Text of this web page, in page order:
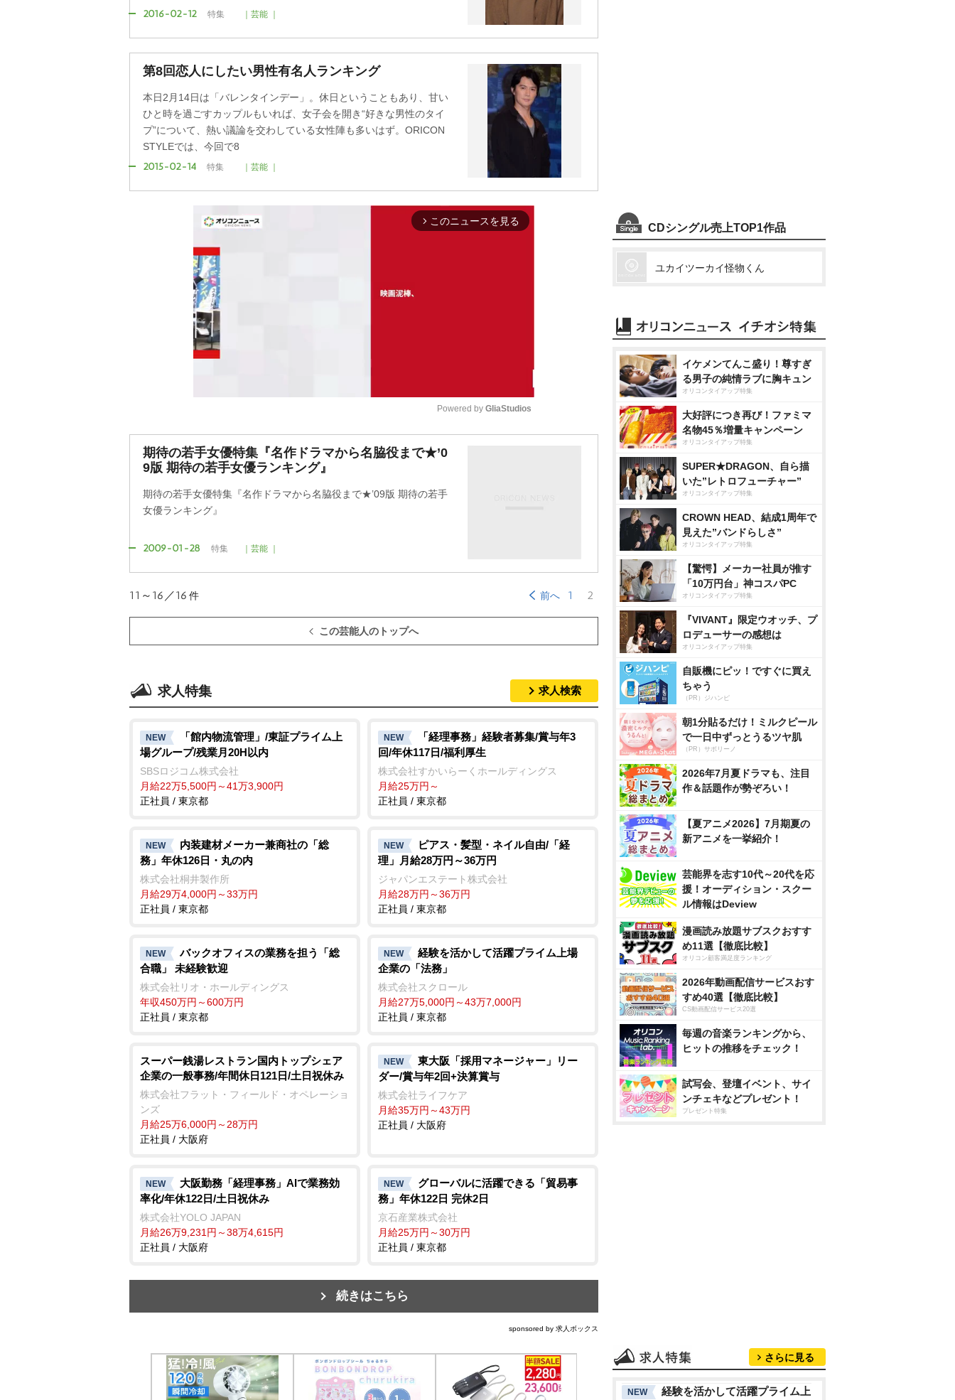
2016-02-12 特集 ｜芸能 ｜
第8回恋人にしたい男性有名人ランキング
本日2月14日は「バレンタインデー」。休日ということもあり、甘い
ひと時を過ごすカップルもいれば、女子会を開き“好きな男性のタイ
プ”について、熱い議論を交わしている女性陣も多いはず。ORICON
STYLEでは、今回で8
2015-02-14 特集 ｜芸能 ｜
arrow_forward_ios このニュースを見る
Powered by GliaStudios
期待の若手女優特集『名作ドラマから名脇役まで★’0
9版 期待の若手女優ランキング』
期待の若手女優特集『名作ドラマから名脇役まで★’09版 期待の若手
女優ランキング』
2009-01-28 特集 ｜芸能 ｜
11～16／16 件 前へ 1 2
この芸能人のトップへ
求人特集 求人検索
NEW
「館内物流管理」/東証プライム上
場グループ/残業月20H以内
SBSロジコム株式会社
月給22万5,500円～41万3,900円
正社員 / 東京都
NEW
「経理事務」経験者募集/賞与年3
回/年休117日/福利厚生
株式会社すかいらーくホールディングス
月給25万円～
正社員 / 東京都
NEW
内装建材メーカー兼商社の「総
務」年休126日・丸の内
株式会社桐井製作所
月給29万4,000円～33万円
正社員 / 東京都
NEW
ピアス・髪型・ネイル自由/「経
理」月給28万円～36万円
ジャパンエステート株式会社
月給28万円～36万円
正社員 / 東京都
NEW
バックオフィスの業務を担う「総
合職」 未経験歓迎
株式会社リオ・ホールディングス
年収450万円～600万円
正社員 / 東京都
NEW
経験を活かして活躍プライム上場
企業の「法務」
株式会社スクロール
月給27万5,000円～43万7,000円
正社員 / 東京都
スーパー銭湯レストラン国内トップシェア
企業の一般事務/年間休日121日/土日祝休み
株式会社フラット・フィールド・オペレーショ
ンズ
月給25万6,000円～28万円
正社員 / 大阪府
NEW
東大阪「採用マネージャー」リー
ダー/賞与年2回+決算賞与
株式会社ライフケア
月給35万円～43万円
正社員 / 大阪府
NEW
大阪勤務「経理事務」AIで業務効
率化/年休122日/土日祝休み
株式会社YOLO JAPAN
月給26万9,231円～38万4,615円
正社員 / 大阪府
NEW
グローバルに活躍できる「貿易事
務」年休122日 完休2日
京石産業株式会社
月給25万円～30万円
正社員 / 東京都
続きはこちら
sponsored by 求人ボックス
CDシングル売上TOP1作品
ユカイツーカイ怪物くん
イケメンてんこ盛り！尊すぎ
る男子の純情ラブに胸キュン
オリコンタイアップ特集
大好評につき再び！ファミマ
名物45％増量キャンペーン
オリコンタイアップ特集
SUPER★DRAGON、自ら描
いた”レトロフューチャー”
オリコンタイアップ特集
CROWN HEAD、結成1周年で
見えた”バンドらしさ”
オリコンタイアップ特集
【驚愕】メーカー社員が推す
「10万円台」神コスパPC
オリコンタイアップ特集
『VIVANT』限定ウオッチ、プ
ロデューサーの感想は
オリコンタイアップ特集
自販機にピッ！ですぐに買え
ちゃう
（PR）ジハンピ
朝1分貼るだけ！ミルクピール
で一日中ずっとうるツヤ肌
（PR）サボリーノ
2026年7月夏ドラマも、注目
作＆話題作が勢ぞろい！
【夏アニメ2026】7月期夏の
新アニメを一挙紹介！
芸能界を志す10代～20代を応
援！オーディション・スクー
ル情報はDeview
漫画読み放題サブスクおすす
め11選【徹底比較】
オリコン顧客満足度ランキング
2026年動画配信サービスおす
すめ40選【徹底比較】
CS動画配信サービス20選
毎週の音楽ランキングから、
ヒットの推移をチェック！
試写会、登壇イベント、サイ
ンチェキなどプレゼント！
プレゼント特集
さらに見る
NEW 経験を活かして活躍プライム上